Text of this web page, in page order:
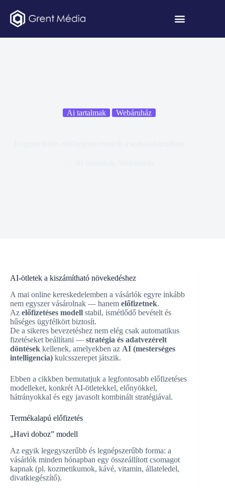
Ai tartalmak Webáruház
AI-ötletek a kiszámítható növekedéshez
A mai online kereskedelemben a vásárlók egyre inkább
nem egyszer vásárolnak — hanem előfizetnek.
Az előfizetéses modell stabil, ismétlődő bevételt és
hűséges ügyfélkört biztosít.
De a sikeres bevezetéshez nem elég csak automatikus
fizetéseket beállítani — stratégia és adatvezérelt
döntések kellenek, amelyekben az AI (mesterséges
intelligencia) kulcsszerepet játszik.
Ebben a cikkben bemutatjuk a legfontosabb előfizetéses
modelleket, konkrét AI-ötletekkel, előnyökkel,
hátrányokkal és egy javasolt kombinált stratégiával.
Termékalapú előfizetés
„Havi doboz” modell
Az egyik legegyszerűbb és legnépszerűbb forma: a
vásárlók minden hónapban egy összeállított csomagot
kapnak (pl. kozmetikumok, kávé, vitamin, állateledel,
divatkiegészítő).